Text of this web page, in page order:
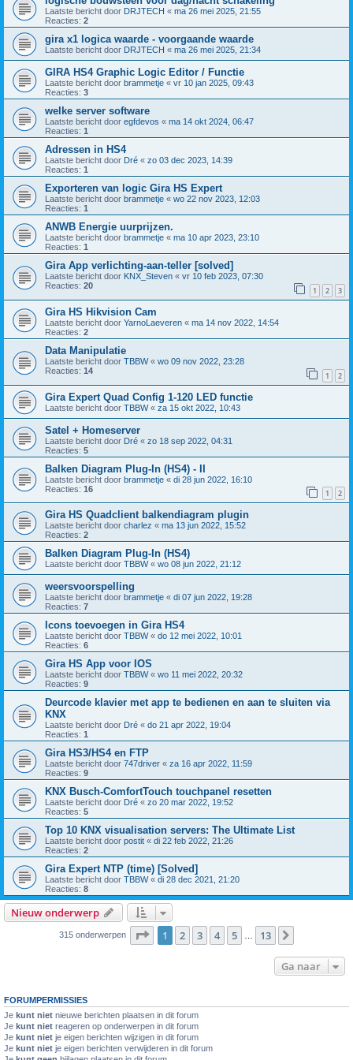
Laatste bericht door DRJTECH « ma 26 mei 2025, 21:55
Reacties: 2
gira x1 logica waarde - voorgaande waarde
Laatste bericht door DRJTECH « ma 26 mei 2025, 21:34
GIRA HS4 Graphic Logic Editor / Functie
Laatste bericht door brammetje « vr 10 jan 2025, 09:43
Reacties: 3
welke server software
Laatste bericht door egfdevos « ma 14 okt 2024, 06:47
Reacties: 1
Adressen in HS4
Laatste bericht door Dré « zo 03 dec 2023, 14:39
Reacties: 1
Exporteren van logic Gira HS Expert
Laatste bericht door brammetje « wo 22 nov 2023, 12:03
Reacties: 1
ANWB Energie uurprijzen.
Laatste bericht door brammetje « ma 10 apr 2023, 23:10
Reacties: 1
Gira App verlichting-aan-teller [solved]
Laatste bericht door KNX_Steven « vr 10 feb 2023, 07:30
Reacties: 20 1 2 3
Gira HS Hikvision Cam
Laatste bericht door YarnoLaeveren « ma 14 nov 2022, 14:54
Reacties: 2
Data Manipulatie
Laatste bericht door TBBW« wo 09 nov 2022, 23:28
Reacties: 14 1 2
Gira Expert Quad Config 1-120 LED functie
Laatste bericht door TBBW« za 15 okt 2022, 10:43
Satel + Homeserver
Laatste bericht door Dré « zo 18 sep 2022, 04:31
Reacties: 5
Balken Diagram Plug-In (HS4) - II
Laatste bericht door brammetje « di 28 jun 2022, 16:10
Reacties: 16 1 2
Gira HS Quadclient balkendiagram plugin
Laatste bericht door charlez « ma 13 jun 2022, 15:52
Reacties: 2
Balken Diagram Plug-In (HS4)
Laatste bericht door TBBW« wo 08 jun 2022, 21:12
weersvoorspelling
Laatste bericht door brammetje « di 07 jun 2022, 19:28
Reacties: 7
Icons toevoegen in Gira HS4
Laatste bericht door TBBW« do 12 mei 2022, 10:01
Reacties: 6
Gira HS App voor IOS
Laatste bericht door TBBW« wo 11 mei 2022, 20:32
Reacties: 9
Deurcode klavier met app te bedienen en aan te sluiten via
KNX
Laatste bericht door Dré « do 21 apr 2022, 19:04
Reacties: 1
Gira HS3/HS4 en FTP
Laatste bericht door 747driver « za 16 apr 2022, 11:59
Reacties: 9
KNX Busch-ComfortTouch touchpanel resetten
Laatste bericht door Dré « zo 20 mar 2022, 19:52
Reacties: 5
Top 10 KNX visualisation servers: The Ultimate List
Laatste bericht door postit « di 22 feb 2022, 21:26
Reacties: 2
Gira Expert NTP (time) [Solved]
Laatste bericht door TBBW« di 28 dec 2021, 21:20
Reacties: 8
Nieuw onderwerp
315 onderwerpen Pagina van 13
1 2 3 4 5 13
Ga naar
FORUMPERMISSIES
Je kunt niet nieuwe berichten plaatsen in dit forum
Je kunt niet reageren op onderwerpen in dit forum
Je kunt niet je eigen berichten wijzigen in dit forum
Je kunt niet je eigen berichten verwijderen in dit forum